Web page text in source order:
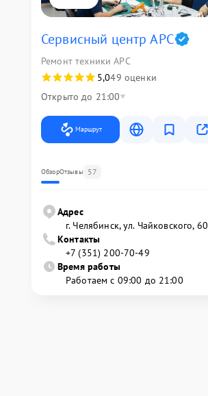
Сервисный центр APC
Ремонт техники APC
5,049 оценки
Открыто до 21:00
Маршрут
ОбзорОтзывы 57
Адрес
г. Челябинск, ул. Чайковского, 60
Контакты
+7 (351) 200-70-49
Время работы
Работаем с 09:00 до 21:00